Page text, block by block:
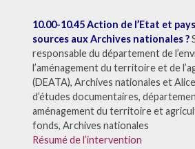
10.00-10.45 Action de l’Etat et
sources aux Archives nationales ?
responsable du département de
l’aménagement du territoire et de
(DEATA), Archives nationales et
d’études documentaires,
aménagement du territoire et
fonds, Archives nationales
Résumé de l’intervention